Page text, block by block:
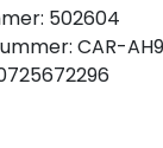
502604
CAR-